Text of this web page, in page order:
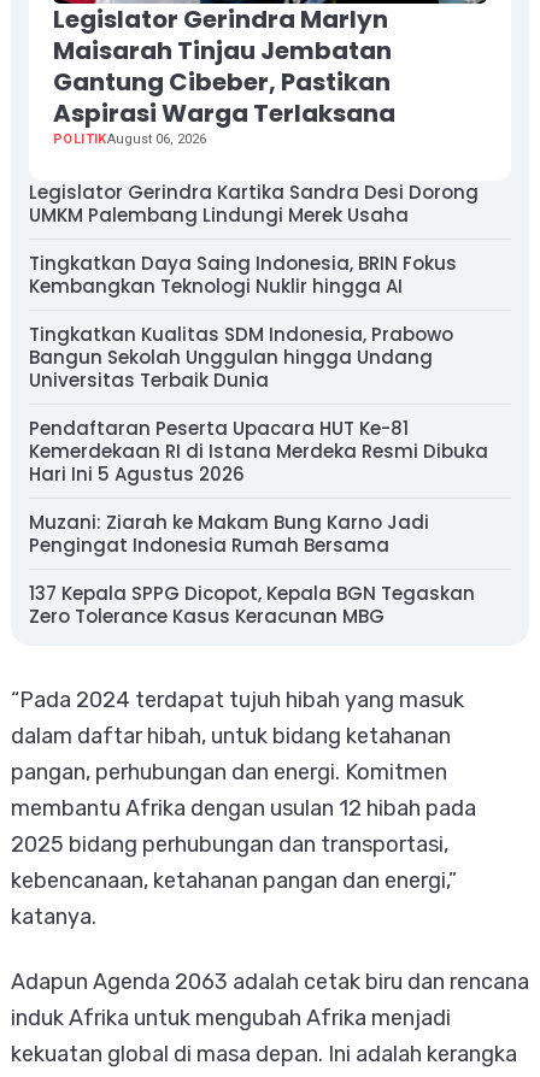
Legislator Gerindra Marlyn
Maisarah Tinjau Jembatan
Gantung Cibeber, Pastikan
Aspirasi Warga Terlaksana
POLITIKAugust 06, 2026
Legislator Gerindra Kartika Sandra Desi Dorong
UMKM Palembang Lindungi Merek Usaha
Tingkatkan Daya Saing Indonesia, BRIN Fokus
Kembangkan Teknologi Nuklir hingga AI
Tingkatkan Kualitas SDM Indonesia, Prabowo
Bangun Sekolah Unggulan hingga Undang
Universitas Terbaik Dunia
Pendaftaran Peserta Upacara HUT Ke-81
Kemerdekaan RI di Istana Merdeka Resmi Dibuka
Hari Ini 5 Agustus 2026
Muzani: Ziarah ke Makam Bung Karno Jadi
Pengingat Indonesia Rumah Bersama
137 Kepala SPPG Dicopot, Kepala BGN Tegaskan
Zero Tolerance Kasus Keracunan MBG
“Pada 2024 terdapat tujuh hibah yang masuk
dalam daftar hibah, untuk bidang ketahanan
pangan, perhubungan dan energi. Komitmen
membantu Afrika dengan usulan 12 hibah pada
2025 bidang perhubungan dan transportasi,
kebencanaan, ketahanan pangan dan energi,”
katanya.
Adapun Agenda 2063 adalah cetak biru dan rencana
induk Afrika untuk mengubah Afrika menjadi
kekuatan global di masa depan. Ini adalah kerangka